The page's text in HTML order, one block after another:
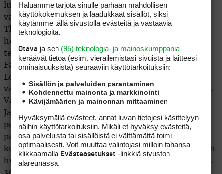
Haluamme tarjota sinulle parhaan mahdollisen
käyttökokemuksen ja laadukkaat sisällöt, siksi
käytämme tällä sivustolla evästeitä ja vastaavia
teknologioita.
Otava ja sen (95) teknologia- ja mainoskumppania
keräävät tietoa (esim. vierailemis­tasi sivuista ja laitteesi
ominaisuuk­sista) seuraaviin käyttötarkoituksiin:
Sisällön ja palveluiden parantaminen
Kohdennettu mainonta ja markkinointi
Kävijämäärien ja mainonnan mittaaminen
Hyväksymällä evästeet, annat luvan tietojesi käsittelyyn
näihin käyttötarkoituksiin. Mikäli et hyväksy evästeitä,
osa palveluista tai sisällöistä ei välttämättä toimi
optimaalisesti. Voit muuttaa valintojasi milloin tahansa
klikkaamalla Evästeasetukset -linkkiä sivuston
alareunassa.